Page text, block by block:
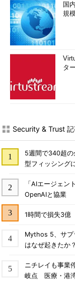
国
規
タ
Security & Trust
5週間で340超
型フィッシング
「AIエージェ
OpenAIと協業
1時間で損失3億
Mythos 5、サ
はなぜ起きたか？
ニチレイも事業
岐点 医療・港